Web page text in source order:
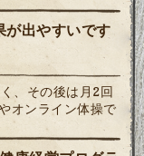
が出やすいです
、その後は月2回
オンライン体操で